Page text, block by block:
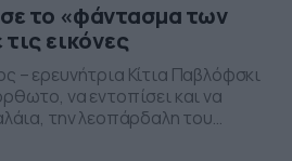
το «φάντασμα των
εικόνες
– ερευνήτρια Κίτια Παβλόφσκι
να εντοπίσει και να
την λεοπάρδαλη του